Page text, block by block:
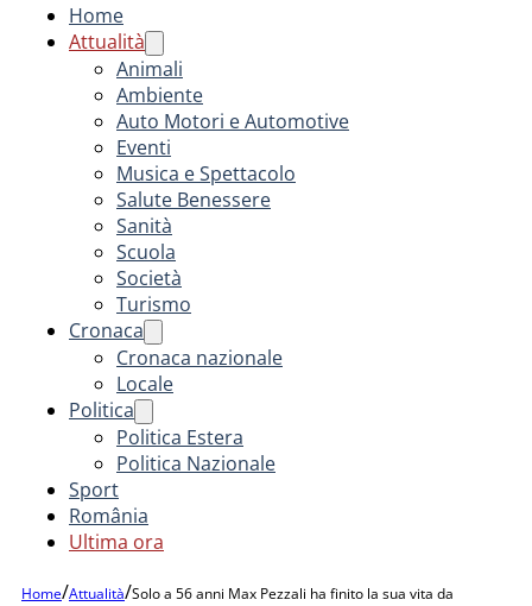
Home
Attualità
Animali
Ambiente
Auto Motori e Automotive
Eventi
Musica e Spettacolo
Salute Benessere
Sanità
Scuola
Società
Turismo
Cronaca
Cronaca nazionale
Locale
Politica
Politica Estera
Politica Nazionale
Sport
România
Ultima ora
Home/Attualità/Solo a 56 anni Max Pezzali ha finito la sua vita da